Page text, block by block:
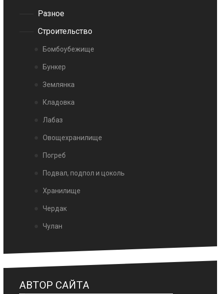
Разное
Строительство
Бомбоубежище
Бункер
Землянка
Кладовка
Лабаз
Овощехранилище
Погреб
Подвал, подпол и цоколь
Хранилище
Чердак
Чулан
АВТОР САЙТА